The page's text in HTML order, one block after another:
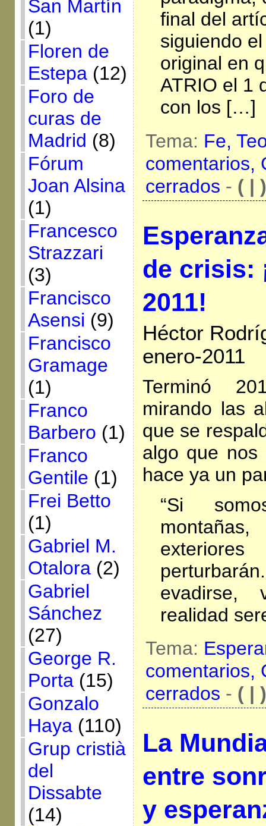
San Martín
(1)
Floren de
Estepa(12)
Foro de
curas de
Madrid (8)
Fórum
Joan Alsina
(1)
Francesco
Strazzari
(3)
Francisco
Asensi (9)
Francisco
Gramage
(1)
Franco
Barbero (1)
Franco
Gentile (1)
Frei Betto
(1)
Gabriel M.
Otalora(2)
Gabriel
Sánchez
(27)
George R.
Porta(15)
Gonzalo
Haya(110)
Grup cristià
del
Dissabte
(14)
final del
siguiendo
original en
ATRIO el 1
con los […]
Tema: Fe,
comentarios,
cerrados - ( | )
de crisis:
2011!
Héctor
enero-2011
Terminó
mirando las
que se
algo que nos
hace ya un
“Si
evadirse,
realidad
Tema:
comentarios,
cerrados - ( | )
La
entre
y